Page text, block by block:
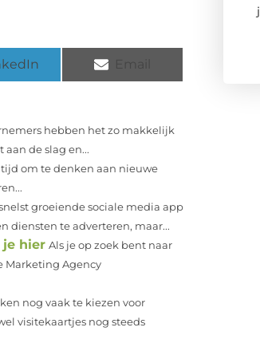
hebben het zo makkelijk
de slag en...
om te denken aan nieuwe
groeiende sociale media app
diensten te adverteren, maar...
je hier Als je op zoek bent naar
Marketing Agency
nog vaak te kiezen voor
visitekaartjes nog steeds